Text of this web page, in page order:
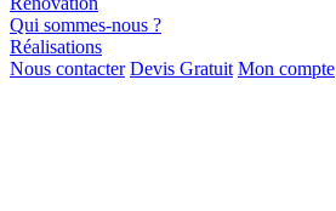
Qui sommes-nous ?
Réalisations
Nous contacter Devis Gratuit Mon compte